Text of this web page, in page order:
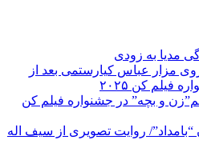
مدیا به زودی
مزار عباس کیارستمی بعد از
فیلم کن ۲۰۲۵
و بچه” در جشنواره فیلم کن
روایت تصویری از سیف اله